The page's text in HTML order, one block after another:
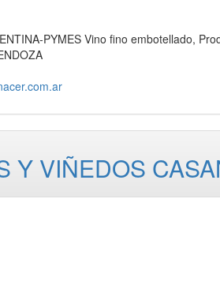
PYMES Vino fino embotellado,
Y VIÑEDOS